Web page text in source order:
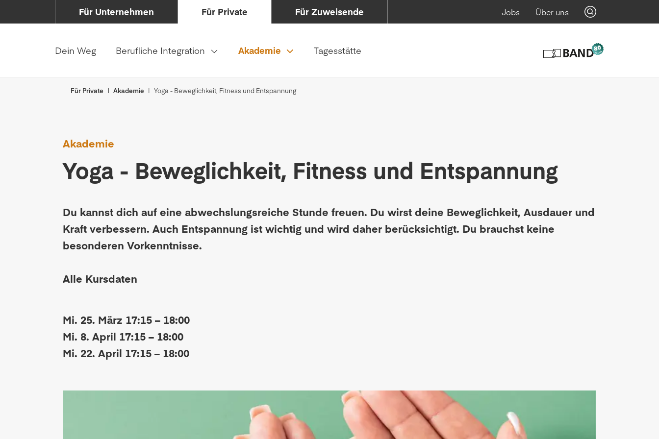
Für Unternehmen Für Private Für Zuweisende Jobs Über uns
Dein Weg Berufliche Integration Akademie Tagesstätte
Für Private Akademie Yoga - Beweglichkeit, Fitness und Entspannung
Akademie
Yoga - Beweglichkeit, Fitness und Entspannung
Du kannst dich auf eine abwechslungsreiche Stunde freuen. Du wirst deine Beweglichkeit, Ausdauer und
Kraft verbessern. Auch Entspannung ist wichtig und wird daher berücksichtigt. Du brauchst keine
besonderen Vorkenntnisse.
Alle Kursdaten
Mi. 25. März 17:15 – 18:00
Mi. 8. April 17:15 – 18:00
Mi. 22. April 17:15 – 18:00